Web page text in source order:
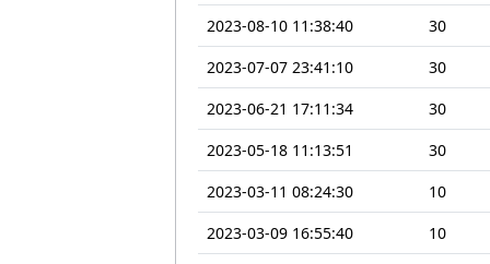
2023-08-10 11:38:40
30
2023-07-07 23:41:10
30
2023-06-21 17:11:34
30
2023-05-18 11:13:51
30
2023-03-11 08:24:30
10
2023-03-09 16:55:40
10